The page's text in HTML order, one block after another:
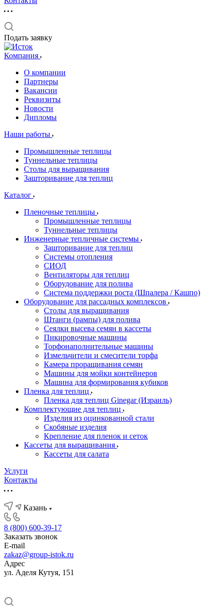
Подать заявку
Компания
О компании
Партнеры
Вакансии
Реквизиты
Новости
Дипломы
Наши работы
Промышленные теплицы
Туннельные теплицы
Столы для выращивания
Зашторивание для теплиц
Каталог
Пленочные теплицы
Промышленные теплицы
Туннельные теплицы
Инженерные тепличные системы
Зашторивание для теплиц
Системы отопления
СИОД
Вентиляторы для теплиц
Оборудование для полива
Система поддержки роста (Шпалера / Кашпо)
Оборудование для рассадных комплексов
Столы для выращивания
Штанги (рампы) для полива
Сеялки высева семян в кассеты
Пикировочные машины
Торфонаполнительные машины
Измельчители и смесители торфа
Камера проращивания семян
Машины для мойки контейнеров
Машина для формирования кубиков
Пленка для теплиц
Пленка для теплиц Ginegar (Израиль)
Комплектующие для теплиц
Изделия из оцинкованной стали
Скобяные изделия
Крепление для пленок и сеток
Кассеты для выращивания
Кассеты для салата
Услуги
Контакты
Казань
8 (800) 600-39-17
Заказать звонок
E-mail
zakaz@group-istok.ru
Адрес
ул. Аделя Кутуя, 151